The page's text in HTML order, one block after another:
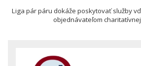
Liga pár páru dokáže poskytovať služby
objednávateľom